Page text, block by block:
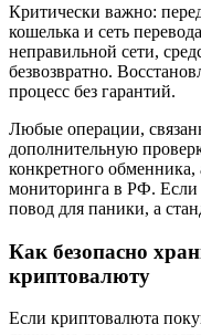
Критически важно:
кошелька и сеть
неправильной сети,
безвозвратно.
процесс без гарантий.
Любые операции,
дополнительную
конкретного обменника,
мониторинга в РФ. Если
повод для паники, а
Как безопасно
криптовалюту
Если криптовалюта